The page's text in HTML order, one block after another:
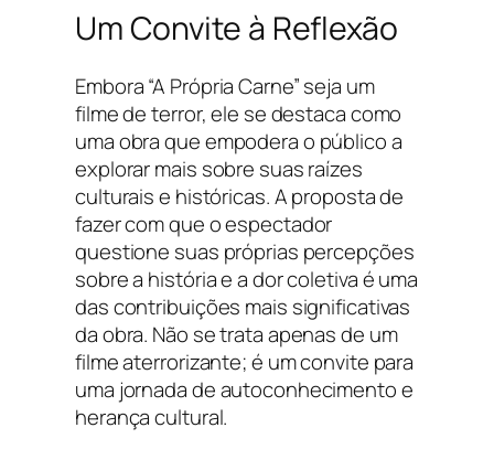
Um Convite à Reflexão
Embora “A Própria Carne” seja um
filme de terror, ele se destaca como
uma obra que empodera o público a
explorar mais sobre suas raízes
culturais e históricas. A proposta de
fazer com que o espectador
questione suas próprias percepções
sobre a história e a dor coletiva é uma
das contribuições mais significativas
da obra. Não se trata apenas de um
filme aterrorizante; é um convite para
uma jornada de autoconhecimento e
herança cultural.